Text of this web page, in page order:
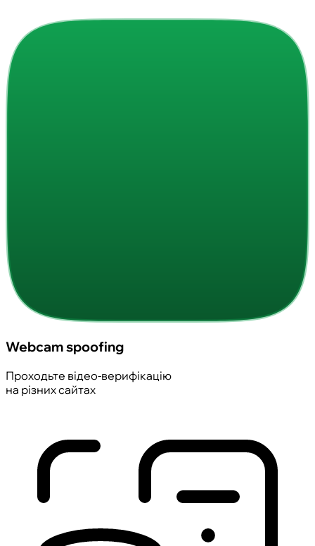
Webcam spoofing
Проходьте відео-верифікацію
на різних сайтах